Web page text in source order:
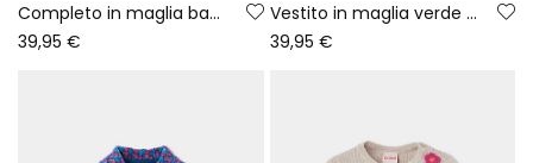
Completo in maglia bambina fragola con stampa fiori
39,95 €
Vestito in maglia verde a fiori stampati
39,95 €